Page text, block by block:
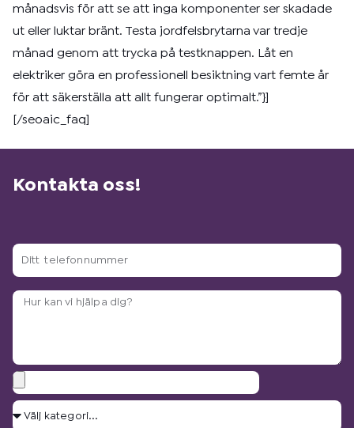
månadsvis för att se att inga komponenter ser skadade
ut eller luktar bränt. Testa jordfelsbrytarna var tredje
månad genom att trycka på testknappen. Låt en
elektriker göra en professionell besiktning vart femte år
för att säkerställa att allt fungerar optimalt.”}]
[/seoaic_faq]
Kontakta oss!
Ditt
Arbetsbeskrivning?
Bilagor
Välj